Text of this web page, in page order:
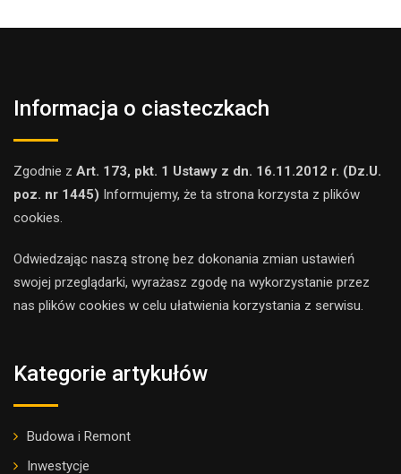
Informacja o ciasteczkach
Zgodnie z Art. 173, pkt. 1 Ustawy z dn. 16.11.2012 r. (Dz.U.
poz. nr 1445) Informujemy, że ta strona korzysta z plików
cookies.
Odwiedzając naszą stronę bez dokonania zmian ustawień
swojej przeglądarki, wyrażasz zgodę na wykorzystanie przez
nas plików cookies w celu ułatwienia korzystania z serwisu.
Kategorie artykułów
Budowa i Remont
Inwestycje